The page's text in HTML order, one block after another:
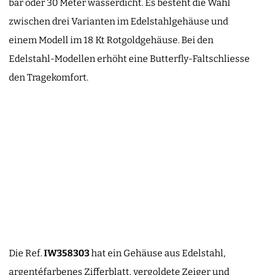
bar oder 30 Meter wasserdicht. Es besteht die Wahl
zwischen drei Varianten im Edelstahlgehäuse und
einem Modell im 18 Kt Rotgoldgehäuse. Bei den
Edelstahl-Modellen erhöht eine Butterfly-Faltschliesse
den Tragekomfort.
Die Ref.IW358303hat ein Gehäuse aus Edelstahl,
argentéfarbenes Zifferblatt, vergoldete Zeiger und